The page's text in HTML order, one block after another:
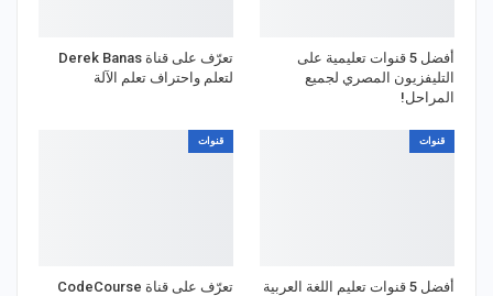
أفضل 5 قنوات تعليمية على
التليفزيون المصري لجميع
المراحل!
تعرّف على قناة Derek Banas
لتعلم واحتراف تعلم الآلة
قنوات
أفضل 5 قنوات تعليم اللغة العربية
قنوات
تعرّف على قناة CodeCourse